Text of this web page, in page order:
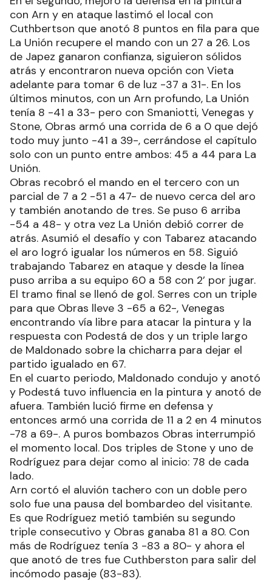
con Arn y en ataque lastimó el local con
Cuthbertson que anotó 8 puntos en fila para que
La Unión recupere el mando con un 27 a 26. Los
de Japez ganaron confianza, siguieron sólidos
atrás y encontraron nueva opción con Vieta
adelante para tomar 6 de luz -37 a 31-. En los
últimos minutos, con un Arn profundo, La Unión
tenía 8 -41 a 33- pero con Smaniotti, Venegas y
Stone, Obras armó una corrida de 6 a 0 que dejó
todo muy junto -41 a 39-, cerrándose el capítulo
solo con un punto entre ambos: 45 a 44 para La
Unión.
Obras recobró el mando en el tercero con un
parcial de 7 a 2 -51 a 47- de nuevo cerca del aro
y también anotando de tres. Se puso 6 arriba
-54 a 48- y otra vez La Unión debió correr de
atrás. Asumió el desafío y con Tabarez atacando
el aro logró igualar los números en 58. Siguió
trabajando Tabarez en ataque y desde la línea
puso arriba a su equipo 60 a 58 con 2’ por jugar.
El tramo final se llenó de gol. Serres con un triple
para que Obras lleve 3 -65 a 62-, Venegas
encontrando vía libre para atacar la pintura y la
respuesta con Podestá de dos y un triple largo
de Maldonado sobre la chicharra para dejar el
partido igualado en 67.
En el cuarto periodo, Maldonado condujo y anotó
y Podestá tuvo influencia en la pintura y anotó de
afuera. También lució firme en defensa y
entonces armó una corrida de 11 a 2 en 4 minutos
-78 a 69-. A puros bombazos Obras interrumpió
el momento local. Dos triples de Stone y uno de
Rodríguez para dejar como al inicio: 78 de cada
lado.
Arn cortó el aluvión tachero con un doble pero
solo fue una pausa del bombardeo del visitante.
Es que Rodríguez metió también su segundo
triple consecutivo y Obras ganaba 81 a 80. Con
más de Rodríguez tenía 3 -83 a 80- y ahora el
que anotó de tres fue Cuthberston para salir del
incómodo pasaje (83-83).